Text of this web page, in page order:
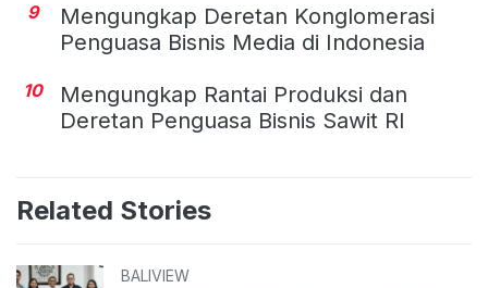
9
Mengungkap Deretan Konglomerasi
Penguasa Bisnis Media di Indonesia
10
Mengungkap Rantai Produksi dan
Deretan Penguasa Bisnis Sawit RI
Related Stories
BALIVIEW